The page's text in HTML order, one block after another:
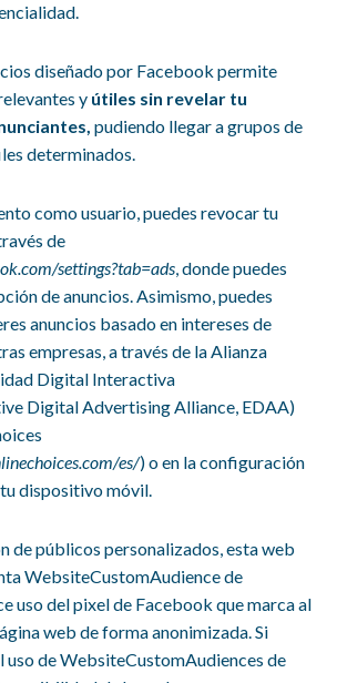
diseñado por Facebook permite
y útiles sin revelar tu
pudiendo llegar a grupos de
determinados.
como usuario, puedes revocar tu
de
settings?tab=ads, donde puedes
de anuncios. Asimismo, puedes
anuncios basado en intereses de
empresas, a través de la Alianza
Digital Interactiva
Digital Advertising Alliance, EDAA)
es/) o en la configuración
dispositivo móvil.
de públicos personalizados, esta web
WebsiteCustomAudience de
uso del pixel de Facebook que marca al
web de forma anonimizada. Si
uso de WebsiteCustomAudiences de